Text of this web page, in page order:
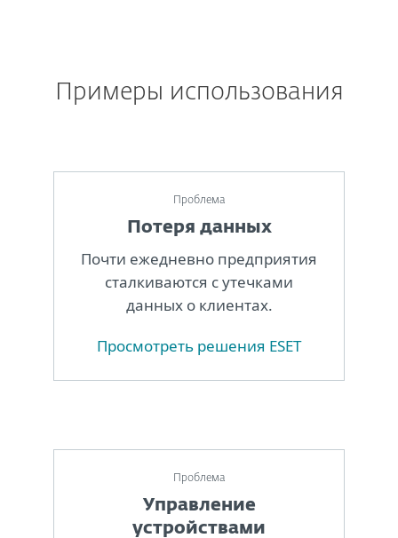
Примеры использования
Проблема
Потеря данных
Почти ежедневно предприятия
сталкиваются с утечками
данных о клиентах.
Просмотреть решения ESET
Проблема
Управление
устройствами